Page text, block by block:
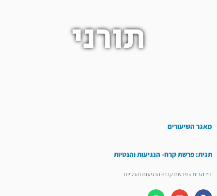
תורני
מאגר השיעורים
תגית: פרשת קרח- הנגיעות והנטיות
דף הבית»פרשת קרח- הנגיעות והנטיות